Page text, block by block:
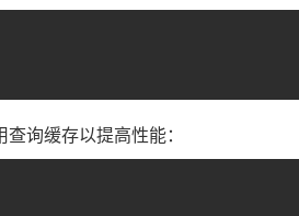
询缓存以提高性能：